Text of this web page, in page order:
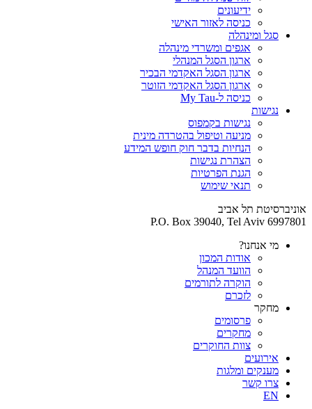
ידיעונים
כניסה לאזור האישי
סגל ומינהלה
אגפים ומשרדי מינהלה
ארגון הסגל המנהלי
ארגון הסגל האקדמי הבכיר
ארגון הסגל האקדמי הזוטר
כניסה ל-My Tau
נגישות
נגישות בקמפוס
מניעה וטיפול בהטרדה מינית
הנחיות בדבר חוק חופש המידע
הצהרת נגישות
הגנת הפרטיות
תנאי שימוש
אוניברסיטת תל אביב
P.O. Box 39040, Tel Aviv 6997801
מי אנחנו?
אודות המכון
הוועד המנהל
הוקרה לתורמים
לזכרם
מחקר
פרסומים
מחקרים
צוות החוקרים
אירועים
מענקים ומלגות
צרו קשר
EN